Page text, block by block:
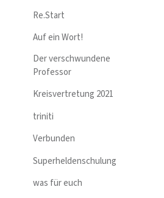
Re.Start
Auf ein Wort!
Der verschwundene
Professor
Kreisvertretung 2021
triniti
Verbunden
Superheldenschulung
was für euch